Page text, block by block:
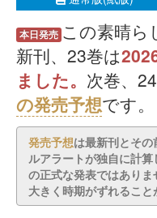
本日発売 この素晴ら
新刊、23巻は
ました。 次巻、
の発売予想です。
発売予想は最新刊とそ
ルアラートが独自に計
の正式な発表ではあり
大きく時期がずれること